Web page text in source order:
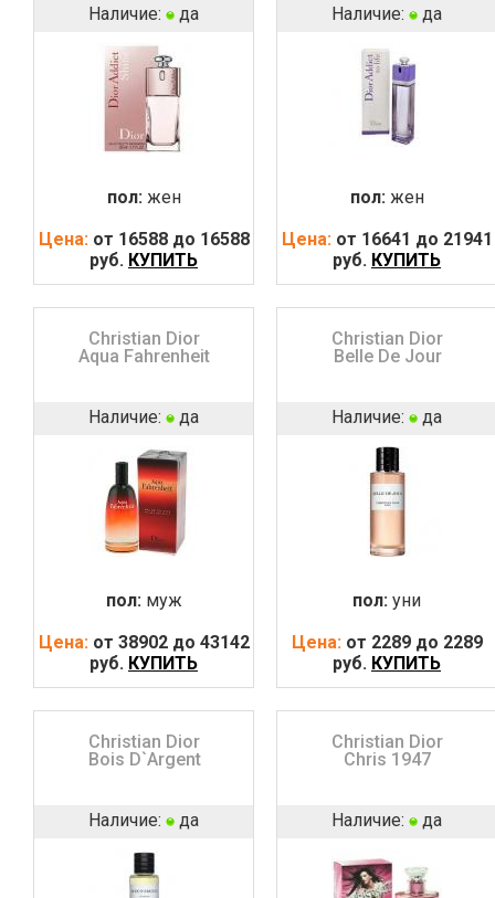
Наличие: да
пол: жен
Цена: от 16588 до 16588
руб. КУПИТЬ
Наличие: да
пол: жен
Цена: от 16641 до 21941
руб. КУПИТЬ
Christian Dior
Aqua Fahrenheit
Наличие: да
пол: муж
Цена: от 38902 до 43142
руб. КУПИТЬ
Christian Dior
Belle De Jour
Наличие: да
пол: уни
Цена: от 2289 до 2289
руб. КУПИТЬ
Christian Dior
Bois D`Argent
Наличие: да
Christian Dior
Chris 1947
Наличие: да